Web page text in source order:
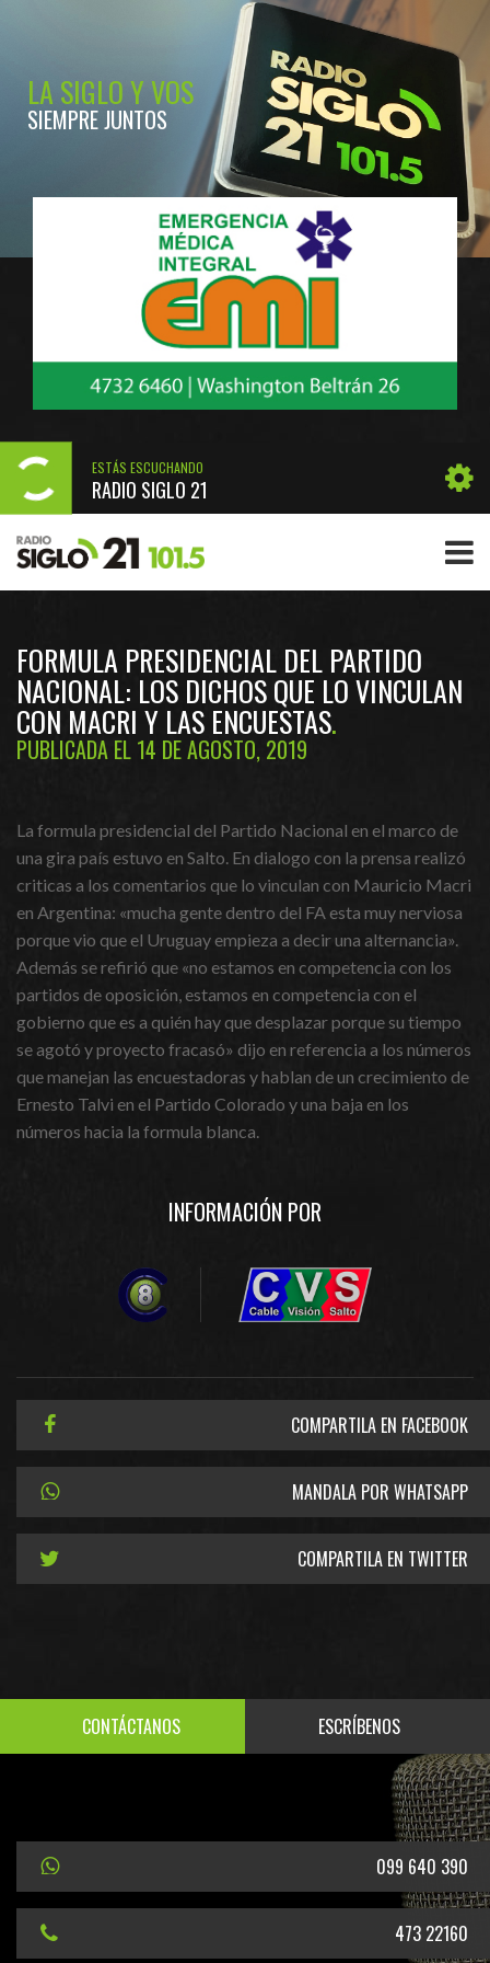
LA SIGLO Y VOS
SIEMPRE JUNTOS
ESTÁS ESCUCHANDO
RADIO SIGLO 21
FORMULA PRESIDENCIAL DEL PARTIDO
NACIONAL: LOS DICHOS QUE LO VINCULAN
CON MACRI Y LAS ENCUESTAS
PUBLICADA EL 14 DE AGOSTO, 2019
La formula presidencial del Partido Nacional en el marco de
una gira país estuvo en Salto. En dialogo con la prensa realizó
criticas a los comentarios que lo vinculan con Mauricio Macri
en Argentina: «mucha gente dentro del FA esta muy nerviosa
porque vio que el Uruguay empieza a decir una alternancia».
Además se refirió que «no estamos en competencia con los
partidos de oposición, estamos en competencia con el
gobierno que es a quién hay que desplazar porque su tiempo
se agotó y proyecto fracasó» dijo en referencia a los números
que manejan las encuestadoras y hablan de un crecimiento de
Ernesto Talvi en el Partido Colorado y una baja en los
números hacia la formula blanca.
INFORMACIÓN POR
COMPARTILA EN FACEBOOK
MANDALA POR WHATSAPP
COMPARTILA EN TWITTER
CONTÁCTANOS ESCRÍBENOS
099 640 390
473 22160